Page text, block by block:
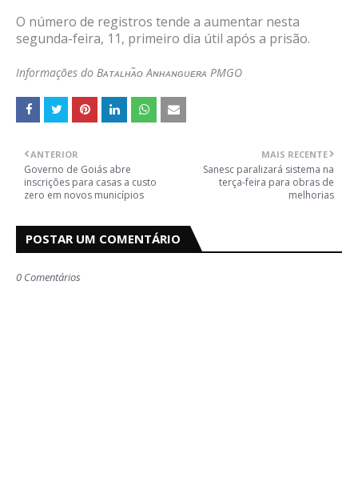
O número de registros tende a aumentar nesta
segunda-feira, 11, primeiro dia útil após a prisão.
Informações do Bᴀᴛᴀʟʜᴀ̃ᴏ Aɴʜᴀɴɢᴜᴇʀᴀ PMGO
MAIS RECENTE
Sanesc paralizará sistema na
terça-feira para obras de
melhorias
ANTERIOR
Governo de Goiás abre
inscrições para casas a custo
zero em novos municípios
POSTAR UM COMENTÁRIO
0 Comentários